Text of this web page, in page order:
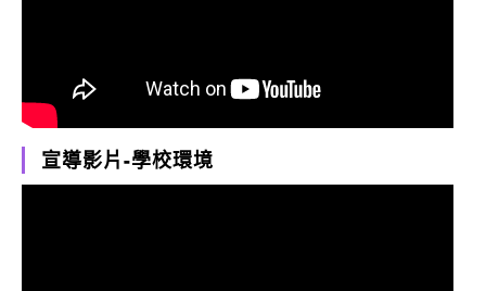
宣導影片-學校環境